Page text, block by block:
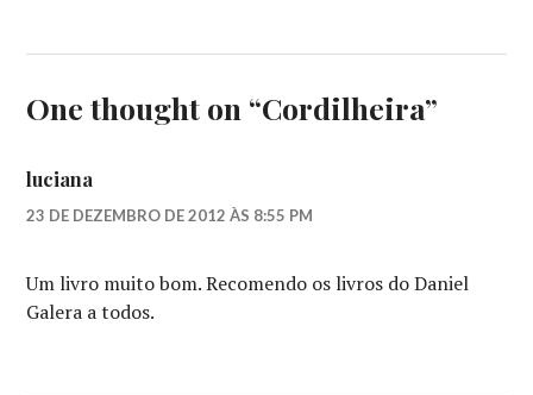
One thought on “Cordilheira”
luciana
23 DE DEZEMBRO DE 2012 ÀS 8:55 PM
Um livro muito bom. Recomendo os livros do Daniel
Galera a todos.